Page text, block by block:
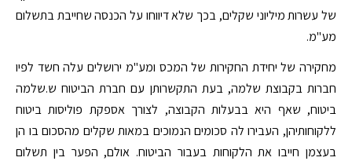
של עשרות מיליוני שקלים, בכך שלא דיווחו על הכנסה שחייבת בתשלום
מע"מ.
מחקירה של יחידת החקירות של המכס ומע"מ ירושלים עלה חשד לפיו
חברות בקבוצת שלמה, בעת התקשרותן עם חברת הביטוח ש.שלמה
ביטוח, שאף היא בבעלות הקבוצה, לצורך אספקת פוליסות ביטוח
ללקוחותיהן, העבירו לה סכומים הנמוכים במאות שקלים מהסכום בו הן
בעצמן חייבו את הלקוחות בעבור הביטוח. אולם, הפער בין תשלום